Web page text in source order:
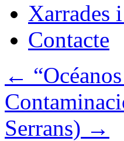
Xarrades
Contacte
←
Serrans) →